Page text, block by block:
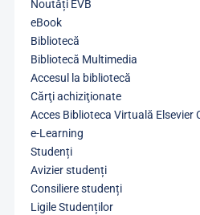
Noutăți EVB
eBook
Bibliotecă
Bibliotecă Multimedia
Accesul la bibliotecă
Cărţi achiziţionate
Acces Biblioteca Virtuală Elsevier
e-Learning
Studenți
Avizier studenți
Consiliere studenți
Ligile Studenților